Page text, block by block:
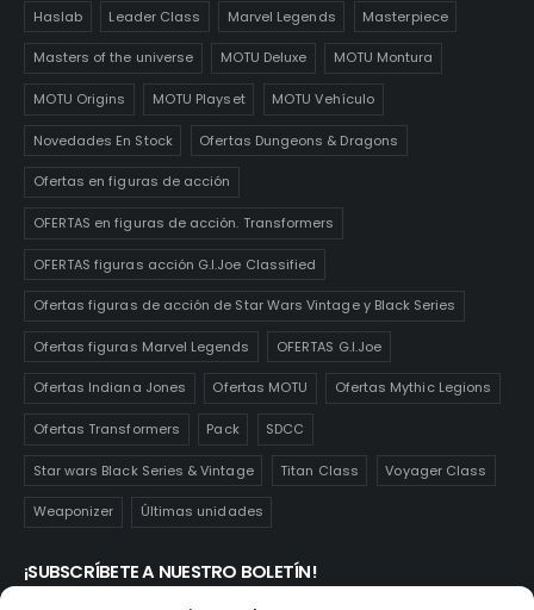
Haslab Leader Class Marvel Legends Masterpiece
Masters of the universe MOTU Deluxe MOTU Montura
MOTU Origins MOTU Playset MOTU Vehículo
Novedades En Stock Ofertas Dungeons & Dragons
Ofertas en figuras de acción
OFERTAS en figuras de acción. Transformers
OFERTAS figuras acción G.I.Joe Classified
Ofertas figuras de acción de Star Wars Vintage y Black Series
Ofertas figuras Marvel Legends OFERTAS G.I.Joe
Ofertas Indiana Jones Ofertas MOTU Ofertas Mythic Legions
Ofertas Transformers Pack SDCC
Star wars Black Series & Vintage Titan Class Voyager Class
Weaponizer Últimas unidades
¡SUBSCRÍBETE A NUESTRO BOLETÍN!